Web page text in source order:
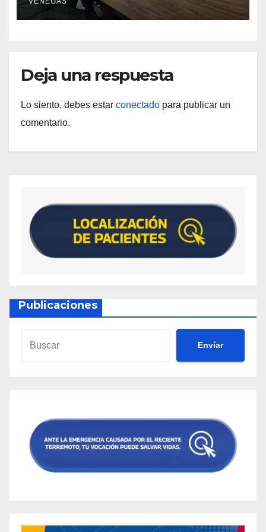
Deja una respuesta
Lo siento, debes estar conectado para publicar un
comentario.
Publicaciones
Envíar